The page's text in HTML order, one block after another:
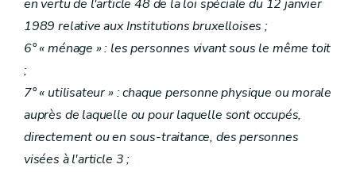
en vertu de l'article 48 de la loi spéciale du 12 janvier
1989 relative aux Institutions bruxelloises ;
6° « ménage » : les personnes vivant sous le même toit
;
7° « utilisateur » : chaque personne physique ou morale
auprès de laquelle ou pour laquelle sont occupés,
directement ou en sous-traitance, des personnes
visées à l'article 3 ;